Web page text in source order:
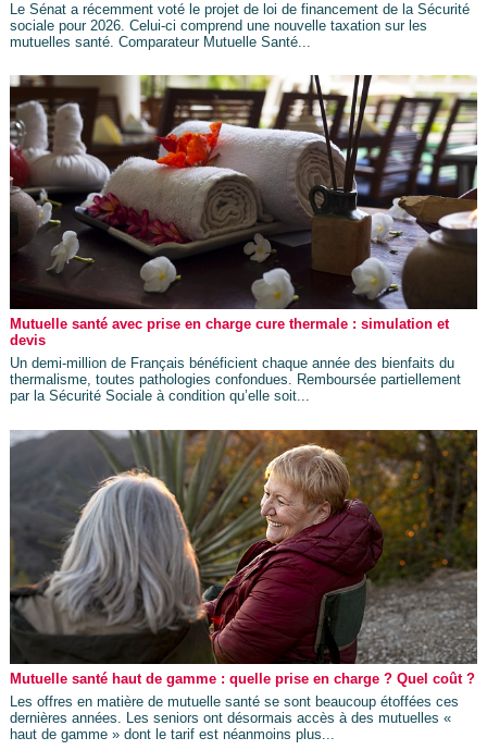
Le Sénat a récemment voté le projet de loi de financement de la Sécurité
sociale pour 2026. Celui-ci comprend une nouvelle taxation sur les
mutuelles santé. Comparateur Mutuelle Santé...
Mutuelle santé avec prise en charge cure thermale : simulation et
devis
Un demi-million de Français bénéficient chaque année des bienfaits du
thermalisme, toutes pathologies confondues. Remboursée partiellement
par la Sécurité Sociale à condition qu’elle soit...
Mutuelle santé haut de gamme : quelle prise en charge ? Quel coût ?
Les offres en matière de mutuelle santé se sont beaucoup étoffées ces
dernières années. Les seniors ont désormais accès à des mutuelles «
haut de gamme » dont le tarif est néanmoins plus...